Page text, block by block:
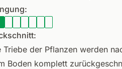
Triebe der Pflanzen werden
Boden komplett